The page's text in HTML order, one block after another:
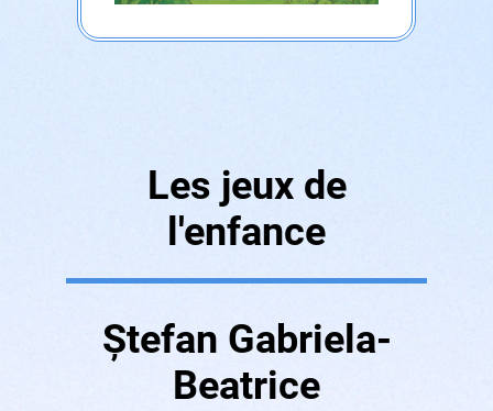
Les jeux de
l'enfance
Ștefan Gabriela-
Beatrice